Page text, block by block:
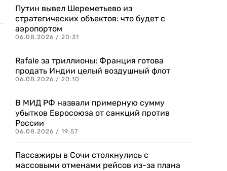
Путин вывел Шереметьево из
стратегических объектов: что будет с
аэропортом
06.08.2026 / 20:31
Rafale за триллионы: Франция готова
продать Индии целый воздушный флот
06.08.2026 / 20:10
В МИД РФ назвали примерную сумму
убытков Евросоюза от санкций против
России
06.08.2026 / 19:57
Пассажиры в Сочи столкнулись с
массовыми отменами рейсов из-за плана